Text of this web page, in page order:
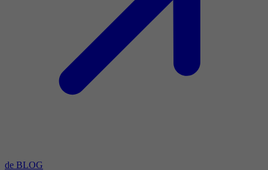
de BLOG